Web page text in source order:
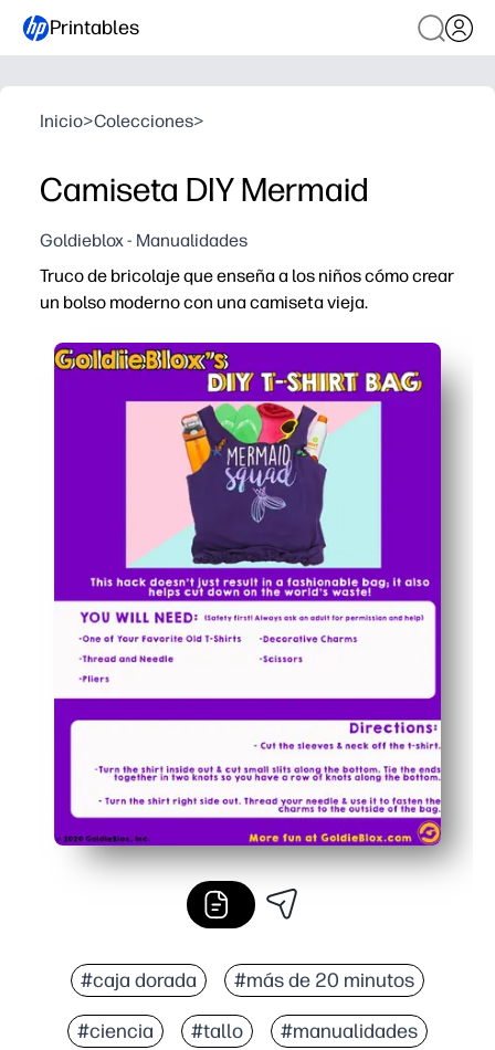
Printables
Inicio>Colecciones>
Camiseta DIY Mermaid
Goldieblox - Manualidades
Truco de bricolaje que enseña a los niños cómo crear
un bolso moderno con una camiseta vieja.
Imprima la guía paso a paso y comience a hacer
Recicla una camiseta vieja para convertirla en algo
Los niños practican medir, cortar y seguir
La bolsa acabada es útil y personal, perfecta para
#caja dorada #más de 20 minutos
#ciencia #tallo #manualidades